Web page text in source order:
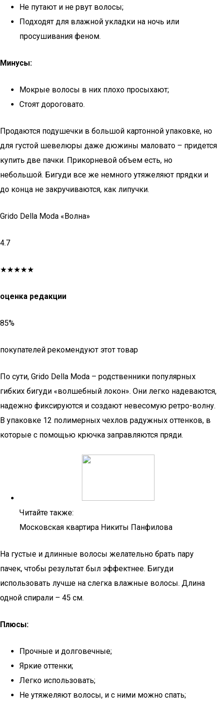
Не путают и не рвут волосы;
Подходят для влажной укладки на ночь или
просушивания феном.
Минусы:
Мокрые волосы в них плохо просыхают;
Стоят дороговато.
Продаются подушечки в большой картонной упаковке, но
для густой шевелюры даже дюжины маловато – придется
купить две пачки. Прикорневой объем есть, но
небольшой. Бигуди все же немного утяжеляют прядки и
до конца не закручиваются, как липучки.
Grido Della Moda «Волна»
4.7
★★★★★
оценка редакции
85%
покупателей рекомендуют этот товар
По сути, Grido Della Moda – родственники популярных
гибких бигуди «волшебный локон». Они легко надеваются,
надежно фиксируются и создают невесомую ретро-волну.
В упаковке 12 полимерных чехлов радужных оттенков, в
которые с помощью крючка заправляются пряди.
Читайте также:
Московская квартира Никиты Панфилова
На густые и длинные волосы желательно брать пару
пачек, чтобы результат был эффектнее. Бигуди
использовать лучше на слегка влажные волосы. Длина
одной спирали – 45 см.
Плюсы:
Прочные и долговечные;
Яркие оттенки;
Легко использовать;
Не утяжеляют волосы, и с ними можно спать;